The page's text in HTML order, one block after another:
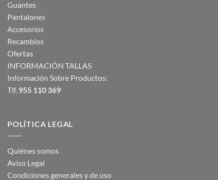
Guantes
Pantalones
Accesorios
Recambios
Ofertas
INFORMACIÓN TALLAS
Información Sobre Productos:
Tlf. 955 110 369
POLÍTICA LEGAL
Quiénes somos
Aviso Legal
Condiciones generales y de uso